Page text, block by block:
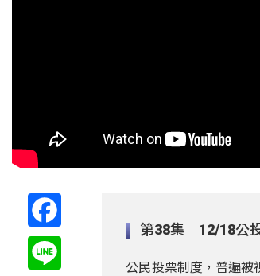
第38集｜12/18公
公民投票制度，普遍被